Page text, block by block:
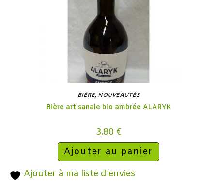
BIÈRE, NOUVEAUTÉS
Bière artisanale bio ambrée ALARYK
3.80 €
Ajouter au panier
Ajouter à ma liste d’envies